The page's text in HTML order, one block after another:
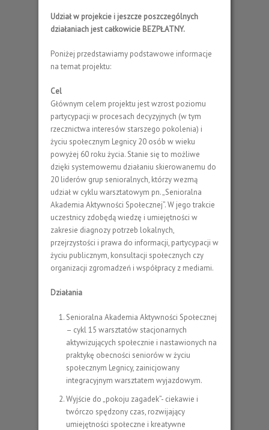
Udział w projekcie i jeszcze poszczególnych
działaniach jest całkowicie BEZPŁATNY.
Poniżej przedstawiamy podstawowe informacje
na temat projektu:
Cel
Głównym celem projektu jest wzrost poziomu
partycypacji w procesach decyzyjnych (w tym
rzecznictwa interesów starszego pokolenia) i
życiu społecznym Legnicy 20 osób w wieku
powyżej 60 roku życia. Stanie się to możliwe
dzięki systemowemu działaniu skierowanemu do
20 liderów grup senioralnych, którzy wezmą
udział w cyklu warsztatowym pn. „Senioralna
Akademia Aktywności Społecznej”. W jego trakcie
uczestnicy zdobędą wiedzę i umiejętności w
zakresie diagnozy potrzeb lokalnych,
przejrzystości i prawa do informacji, partycypacji w
życiu publicznym, konsultacji społecznych czy
organizacji zgromadzeń i współpracy z mediami.
Działania
Senioralna Akademia Aktywności Społecznej
– cykl 15 warsztatów stacjonarnych
aktywizujących społecznie i nastawionych na
praktykę obecności seniorów w życiu
społecznym Legnicy, zainicjowany
integracyjnym warsztatem wyjazdowym.
Wyjście do „pokoju zagadek”- ciekawie i
twórczo spędzony czas, rozwijający
umiejętności społeczne i kreatywne